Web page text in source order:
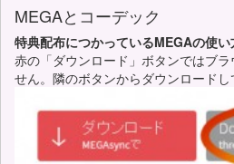
MEGAとコーデック
特典配布につかっているMEGAの使い
赤の「ダウンロード」ボタンではブ
せん。隣のボタンからダウンロードし